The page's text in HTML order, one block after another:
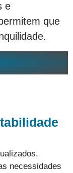
necessidades
e
que